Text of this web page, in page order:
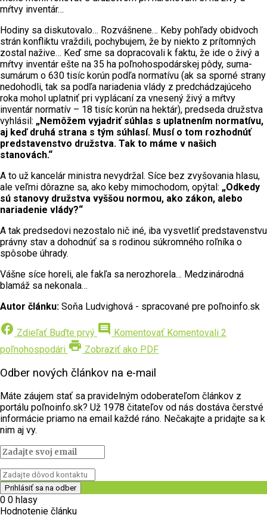
mŕtvy inventár…
Hodiny sa diskutovalo… Rozvášnene… Keby pohľady obidvoch
strán konfliktu vraždili, pochybujem, že by niekto z prítomných
zostal nažive… Keď sme sa dopracovali k faktu, že ide o živý a
mŕtvy inventár ešte na 35 ha poľnohospodárskej pôdy, suma-
sumárum o 630 tisíc korún podľa normatívu (ak sa sporné strany
nedohodli, tak sa podľa nariadenia vlády z predchádzajúceho
roka mohol uplatniť pri vyplácaní za vnesený živý a mŕtvy
inventár normatív – 18 tisíc korún na hektár), predseda družstva
vyhlásil: „Nemôžem vyjadriť súhlas s uplatnením normatívu,
aj keď druhá strana s tým súhlasí. Musí o tom rozhodnúť
predstavenstvo družstva. Tak to máme v našich
stanovách.“
A to už kancelár ministra nevydržal. Síce bez zvyšovania hlasu,
ale veľmi dôrazne sa, ako keby mimochodom, opýtal: „Odkedy
sú stanovy družstva vyššou normou, ako zákon, alebo
nariadenie vlády?“
A tak predsedovi nezostalo nič iné, iba vysvetliť predstavenstvu
právny stav a dohodnúť sa s rodinou súkromného roľníka o
spôsobe úhrady.
Vášne síce horeli, ale fakľa sa nerozhorela… Medzinárodná
blamáž sa nekonala…
Autor článku: Soňa Ludvighová - spracované pre poľnoinfo.sk
facebook Zdieľať Buďte prvý comment Komentovať Komentovali 2
poľnohospodári print Zobraziť ako PDF
Odber nových článkov na e-mail
Máte záujem stať sa pravidelným odoberateľom článkov z
portálu poľnoinfo.sk? Už 1978 čitateľov od nás dostáva čerstvé
informácie priamo na email každé ráno. Nečakajte a pridajte sa k
nim aj vy.
0 0 hlasy
Hodnotenie článku